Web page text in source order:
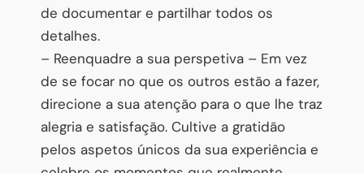
de documentar e partilhar todos os
detalhes.
– Reenquadre a sua perspetiva – Em vez
de se focar no que os outros estão a fazer,
direcione a sua atenção para o que lhe traz
alegria e satisfação. Cultive a gratidão
pelos aspetos únicos da sua experiência e